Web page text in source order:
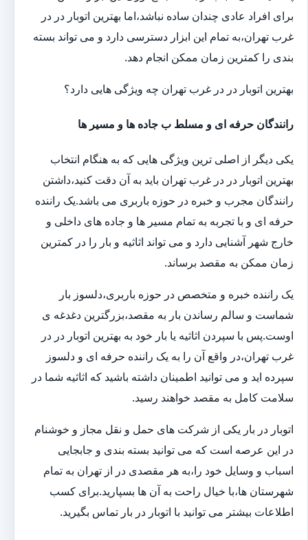
برای افراد عادی چندان ساده نباشد،اما بهترین اتوبار در در
غرب تهران،به تمام این ابزار دسترسی دارد و می تواند بسته
بندی را کمترین زمان ممکن انجام دهد.
بهترین اتوبار در در غرب تهران چه ویژگی هایی دارد؟
رانندگان حرفه ای و مسلط ب جاده ها و مسیر ها
یکی دیگر از اصلی ترین ویژگی هایی که به هنگام انتخاب
بهترین اتوبار در در غرب تهران باید به آن دقت کنید،داشتن
رانندگان مجرب و خبره در حوزه باربری می باشد.یک راننده
حرفه ای و با تجربه به تمام مسیر ها و جاده های داخلی و
خارج شهر آشنایی دارد و می تواند اثاثیه و بار را در کمترین
زمان ممکن به مقصد برساند.
یک راننده خبره و متخصص در حوزه باربری،دلسوز بار
شماست و سالم رساندن بار به مقصد،بزرگترین دغدغه ی
اوست.پس با سپردن اثاثیه یا بار خود به بهترین اتوبار در در
غرب تهران،در واقع آن را به یک راننده حرفه ای و دلسوز
سپرده اید و می توانید اطمینان داشته باشید که اثاثیه شما در
سلامت کامل به مقصد خواهند رسید.
اتوبار در بار یکی از شرکت های حمل و نقل مجاز و خوشنام
در این عرصه است که می توانید بسته بندی و جابجایی
اسباب و وسایل خود را،به هر مقصدی در از تهران به تمام
شهرستان ها،با خیال راحت به آن ها بسپارید.برای کسب
اطلاعات بیشتر می توانید با اتوبار در بار تماس بگیرید.